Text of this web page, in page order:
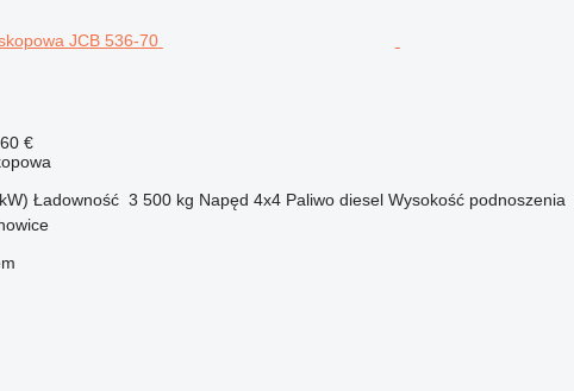
€
Ładowność 3 500 kg Napęd 4x4 Paliwo diesel Wysokość podnoszenia